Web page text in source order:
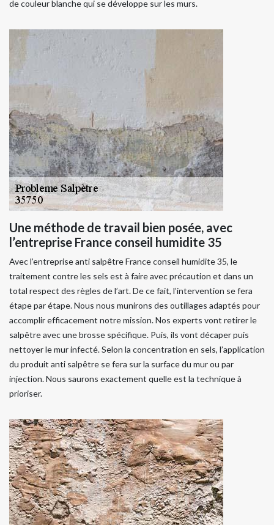
de couleur blanche qui se développe sur les murs.
Une méthode de travail bien posée, avec
l’entreprise France conseil humidite 35
Avec l’entreprise anti salpêtre France conseil humidite 35, le
traitement contre les sels est à faire avec précaution et dans un
total respect des règles de l’art. De ce fait, l’intervention se fera
étape par étape. Nous nous munirons des outillages adaptés pour
accomplir efficacement notre mission. Nos experts vont retirer le
salpêtre avec une brosse spécifique. Puis, ils vont décaper puis
nettoyer le mur infecté. Selon la concentration en sels, l’application
du produit anti salpêtre se fera sur la surface du mur ou par
injection. Nous saurons exactement quelle est la technique à
prioriser.